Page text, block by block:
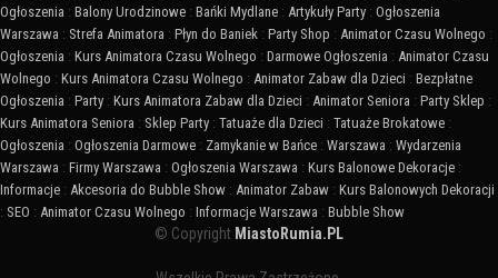
Ogłoszenia : Balony Urodzinowe : Bańki Mydlane : Artykuły Party : Ogłoszenia
Warszawa : Strefa Animatora : Płyn do Baniek : Party Shop : Animator Czasu Wolnego :
Ogłoszenia : Kurs Animatora Czasu Wolnego : Darmowe Ogłoszenia : Animator Czasu
Wolnego : Kurs Animatora Czasu Wolnego : Animator Zabaw dla Dzieci : Bezpłatne
Ogłoszenia : Party : Kurs Animatora Zabaw dla Dzieci : Animator Seniora : Party Sklep :
Kurs Animatora Seniora : Sklep Party : Tatuaże dla Dzieci : Tatuaże Brokatowe :
Ogłoszenia : Ogłoszenia Darmowe : Zamykanie w Bańce : Warszawa : Wydarzenia
Warszawa : Firmy Warszawa : Ogłoszenia Warszawa : Kurs Balonowe Dekoracje :
Informacje : Akcesoria do Bubble Show : Animator Zabaw : Kurs Balonowych Dekoracji
: SEO : Animator Czasu Wolnego : Informacje Warszawa : Bubble Show
© Copyright MiastoRumia.PL